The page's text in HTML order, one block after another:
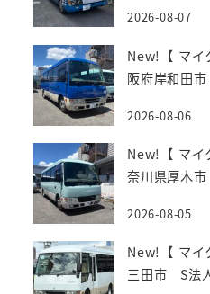
2026-08-07
New!【 マ
阪府岸和田
2026-08-06
New!【 マ
奈川県厚木
2026-08-05
New!【 マ
三田市 S法